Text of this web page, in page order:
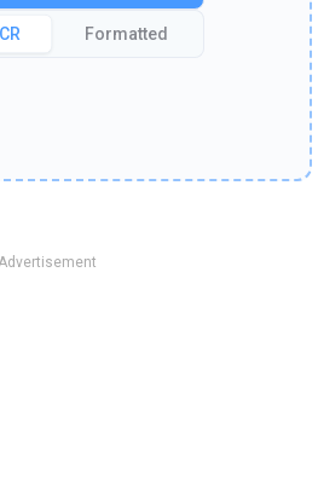
Formatted
Advertisement